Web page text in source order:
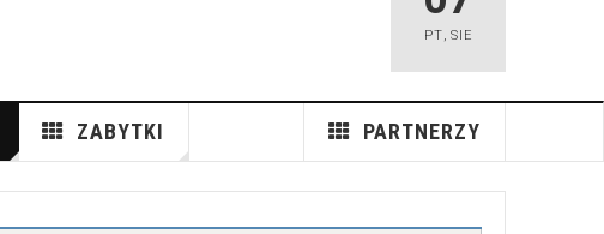
PT, SIE
PARTNERZY
ZABYTKI